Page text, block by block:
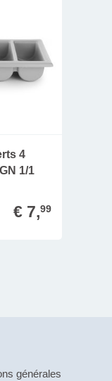
4
1/1
€ 7,99
générales